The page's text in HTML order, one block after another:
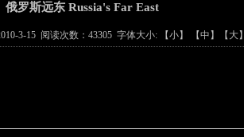
俄罗斯远东 Russia's Far East
3-15 阅读次数：43305 字体大小: 【小】 【中 】【 大】